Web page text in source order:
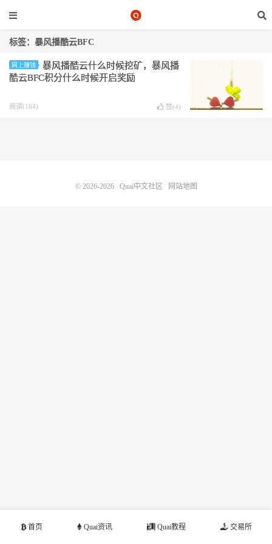
标签：暴风播酷云BFC
网上赚钱
暴风播酷云什么时候挖矿，暴风播
酷云BFC积分什么时候开启奖励
阅读(164) 赞(4)
首页 Quai资讯 Quai教程 交易所
© 2026-2026 Quai中文社区 网站地图